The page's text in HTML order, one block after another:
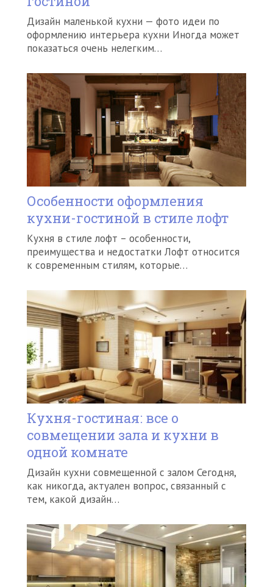
Дизайн маленькой кухни — фото идеи по
оформлению интерьера кухни Иногда может
показаться очень нелегким…
Особенности оформления
кухни-гостиной в стиле лофт
Кухня в стиле лофт – особенности,
преимущества и недостатки Лофт относится
к современным стилям, которые…
Кухня-гостиная: все о
совмещении зала и кухни в
одной комнате
Дизайн кухни совмещенной с залом Сегодня,
как никогда, актуален вопрос, связанный с
тем, какой дизайн…